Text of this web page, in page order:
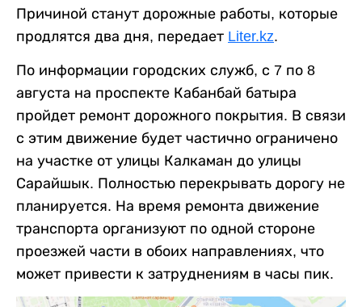
Причиной станут дорожные работы, которые
продлятся два дня, передает Liter.kz.
По информации городских служб, с 7 по 8
августа на проспекте Кабанбай батыра
пройдет ремонт дорожного покрытия. В связи
с этим движение будет частично ограничено
на участке от улицы Калкаман до улицы
Сарайшык. Полностью перекрывать дорогу не
планируется. На время ремонта движение
транспорта организуют по одной стороне
проезжей части в обоих направлениях, что
может привести к затруднениям в часы пик.